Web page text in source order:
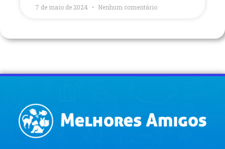
7 de maio de 2024 Nenhum comentário